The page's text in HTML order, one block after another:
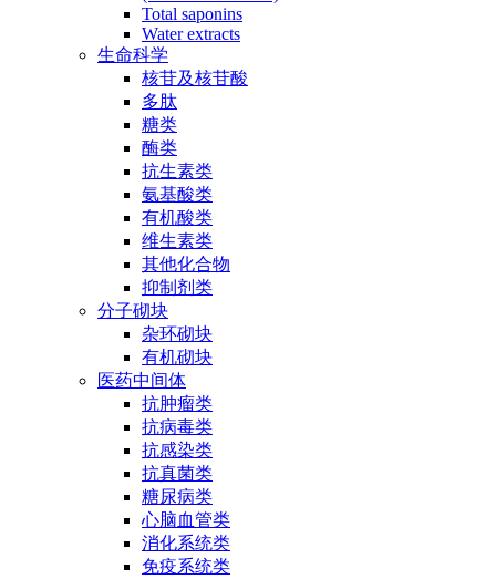
Total saponins
Water extracts
生命科学
核苷及核苷酸
多肽
糖类
酶类
抗生素类
氨基酸类
有机酸类
维生素类
其他化合物
抑制剂类
分子砌块
杂环砌块
有机砌块
医药中间体
抗肿瘤类
抗病毒类
抗感染类
抗真菌类
糖尿病类
心脑血管类
消化系统类
免疫系统类